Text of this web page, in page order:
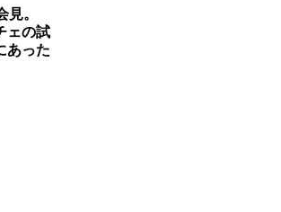
見。
ェの試
あった